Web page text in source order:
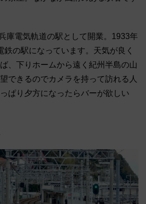
庫電気軌道の駅として開業。1933年
鉄の駅になっています。天気が良く
、下りホームから遠く紀州半島の山
できるのでカメラを持って訪れる人
ぱり夕方になったらバーが欲しい